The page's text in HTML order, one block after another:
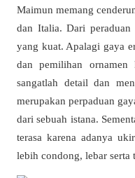
Maimun memang
dan Italia. Dari
yang kuat. Apalagi gaya
dan pemilihan
sangatlah detail dan
merupakan perpaduan
dari sebuah istana.
terasa karena adanya
lebih condong, lebar serta